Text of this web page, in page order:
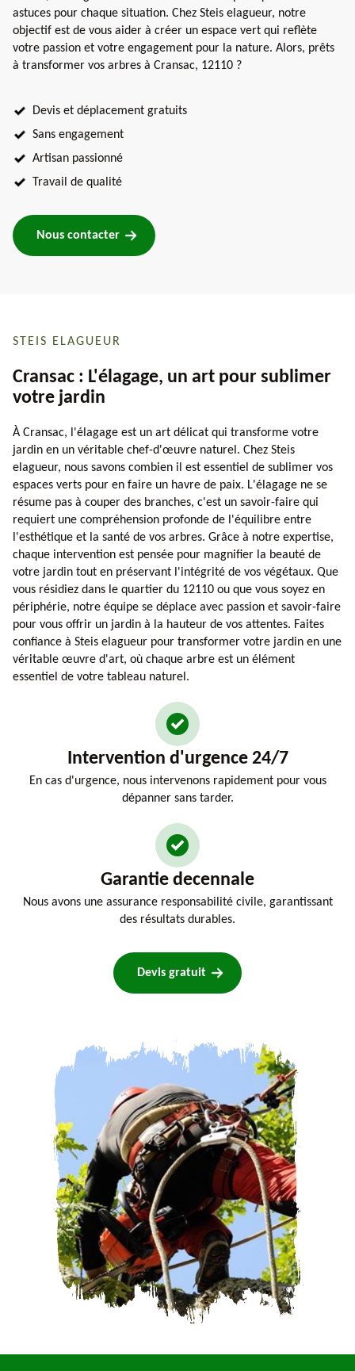
astuces pour chaque situation. Chez Steis elagueur, notre
objectif est de vous aider à créer un espace vert qui reflète
votre passion et votre engagement pour la nature. Alors, prêts
à transformer vos arbres à Cransac, 12110 ?
Devis et déplacement gratuits
Sans engagement
Artisan passionné
Travail de qualité
Nous contacter
STEIS ELAGUEUR
Cransac : L'élagage, un art pour sublimer
votre jardin
À Cransac, l'élagage est un art délicat qui transforme votre
jardin en un véritable chef-d'œuvre naturel. Chez Steis
elagueur, nous savons combien il est essentiel de sublimer vos
espaces verts pour en faire un havre de paix. L'élagage ne se
résume pas à couper des branches, c'est un savoir-faire qui
requiert une compréhension profonde de l'équilibre entre
l'esthétique et la santé de vos arbres. Grâce à notre expertise,
chaque intervention est pensée pour magnifier la beauté de
votre jardin tout en préservant l'intégrité de vos végétaux. Que
vous résidiez dans le quartier du 12110 ou que vous soyez en
périphérie, notre équipe se déplace avec passion et savoir-faire
pour vous offrir un jardin à la hauteur de vos attentes. Faites
confiance à Steis elagueur pour transformer votre jardin en une
véritable œuvre d'art, où chaque arbre est un élément
essentiel de votre tableau naturel.
Intervention d'urgence 24/7
En cas d'urgence, nous intervenons rapidement pour vous
dépanner sans tarder.
Garantie decennale
Nous avons une assurance responsabilité civile, garantissant
des résultats durables.
Devis gratuit